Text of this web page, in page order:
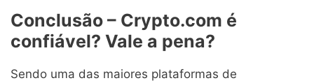
Conclusão – Crypto.com é
confiável? Vale a pena?
Sendo uma das maiores plataformas de